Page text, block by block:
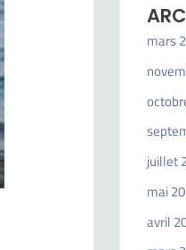
mars
juillet
mai
avril